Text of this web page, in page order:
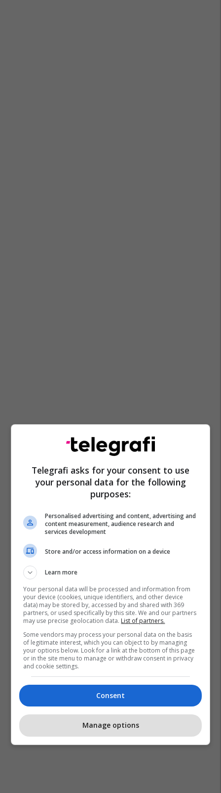
Muskujt E Kofshëve Stërvitje
Vithet
Ushtrime Për Vithe
Pilates Ushtrime
Telegrafi asks for your consent to use
your personal data for the following
purposes:
Personalised advertising and content, advertising and
content measurement, audience research and
services development
Store and/or access information on a device
Learn more
Your personal data will be processed and information from
your device (cookies, unique identifiers, and other device
data) may be stored by, accessed by and shared with 369
partners, or used specifically by this site. We and our partners
may use precise geolocation data. List of partners.
Some vendors may process your personal data on the basis
of legitimate interest, which you can object to by managing
your options below. Look for a link at the bottom of this page
or in the site menu to manage or withdraw consent in privacy
and cookie settings.
Consent
Manage options